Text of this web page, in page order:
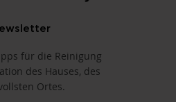
für die Reinigung
des Hauses, des
Ortes.